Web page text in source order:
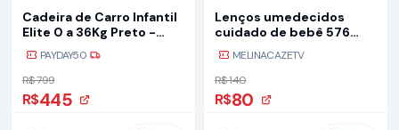
Cadeira de Carro Infantil
Elite 0 a 36Kg Preto -
Maxi Baby
PAYDAY50
R$ 799
R$445
Lenços umedecidos
cuidado de bebê 576
unidades Pampers
MELINACAZETV
R$ 140
R$80